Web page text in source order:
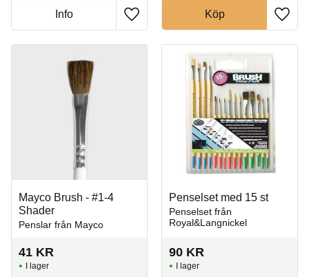
Lägg till i favoriter
Info
Lägg
Köp
Mayco Brush - #1-4
Shader
Penslar från Mayco
41 KR
I lager
Penselset med 15 st
Penselset från
Royal&Langnickel
90 KR
I lager